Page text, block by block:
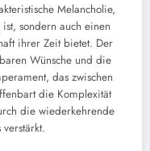
Melancholie,
sondern auch einen
ihrer Zeit bietet. Der
Wünsche und die
das zwischen
die Komplexität
die wiederkehrende